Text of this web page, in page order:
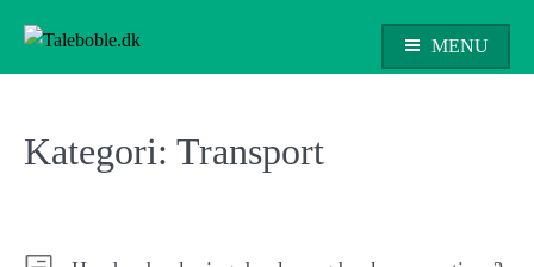
contentTaleboble.dk
MENU
Kategori: Transport